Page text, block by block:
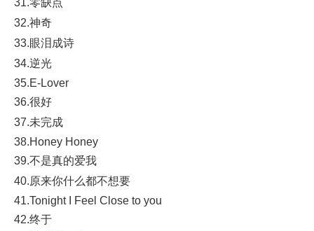
31.零缺点
32.神奇
33.眼泪成诗
34.逆光
35.E-Lover
36.很好
37.未完成
38.Honey Honey
39.不是真的爱我
40.原来你什么都不想要
41.Tonight I Feel Close to you
42.终于